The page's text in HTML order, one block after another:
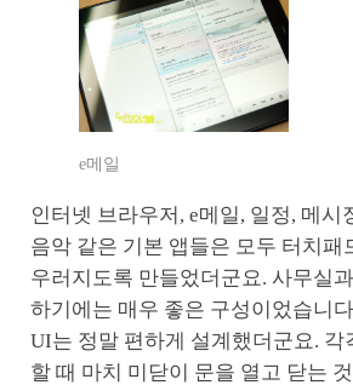
e메일
인터넷 브라우저, e메일, 일정, 메시
음악 같은 기본 앱들은 모두 터치패
우러지도록 만들었더군요. 사무실
하기에는 매우 좋은 구성이었습니
UI는 정말 편하게 설계했더군요. 각
할 때 마치 미닫이 문을 열고 닫는